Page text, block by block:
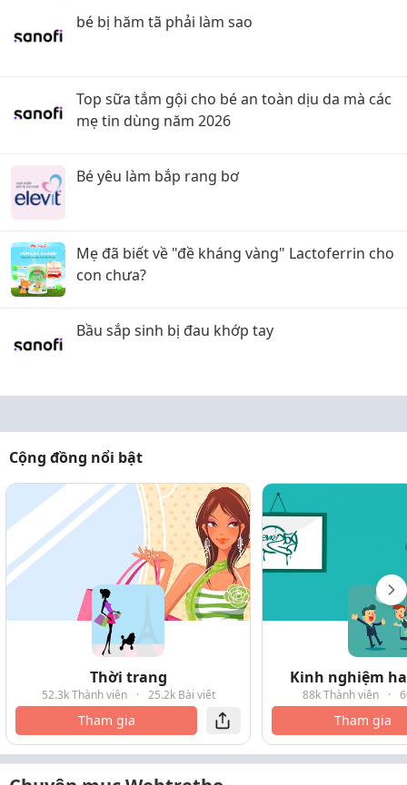
bé bị hăm tã phải làm sao
Top sữa tắm gội cho bé an toàn dịu da mà các
mẹ tin dùng năm 2026
Bé yêu làm bắp rang bơ
Mẹ đã biết về "đề kháng vàng" Lactoferrin cho
con chưa?
Bầu sắp sinh bị đau khớp tay
Cộng đồng nổi bật
Thời trang
52.3k Thành viên · 25.2k Bài viết
Tham gia
Kinh nghiệm
88k Thành viên ·
Tham gia